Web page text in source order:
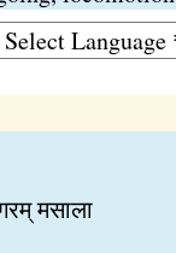
मसाला